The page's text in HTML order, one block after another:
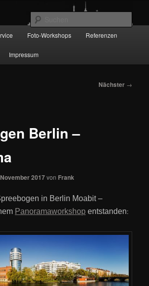
Foto-Workshops Referenzen
Impressum
Nächster →
Berlin –
2017von Frank
in Berlin Moabit –
Panoramaworkshop entstanden: